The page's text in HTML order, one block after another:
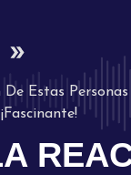
De Estas